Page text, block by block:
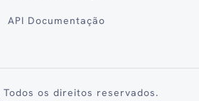
API Documentação
Todos os direitos reservados.